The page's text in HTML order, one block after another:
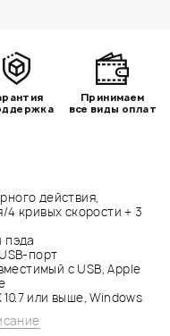
действия,
4 кривых скорости + 3
пэда
порт
с USB, Apple
10.7 или выше, Windows
Принимаем
все виды оплат